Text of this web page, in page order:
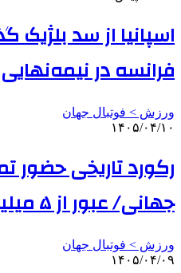
اسپانیا از سد بلژیک
فرانسه در نیمه‌نهایی
ورزش > فوتبال جهان
۱۴۰۵/۰۴/۱۰
رکورد تاریخی حضور
جهانی/ عبور از ۵ میلیون نفر!
ورزش > فوتبال جهان
۱۴۰۵/۰۴/۰۹